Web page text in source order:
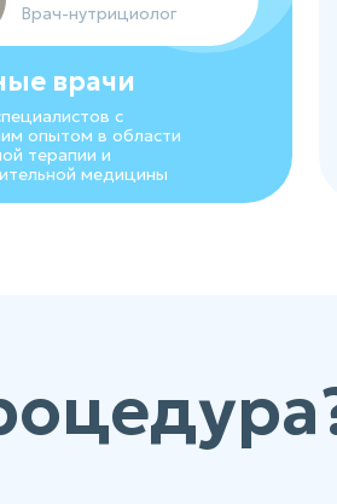
врачи
с
опытом в области
терапии и
медицины
Врач-нутрициолог